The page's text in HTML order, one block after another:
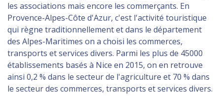
les associations mais encore les commerçants. En
Provence-Alpes-Côte d'Azur, c'est l'activité touristique
qui règne traditionnellement et dans le département
des Alpes-Maritimes on a choisi les commerces,
transports et services divers. Parmi les plus de 45000
établissements basés à Nice en 2015, on en retrouve
ainsi 0,2 % dans le secteur de l'agriculture et 70 % dans
le secteur des commerces, transports et services divers.